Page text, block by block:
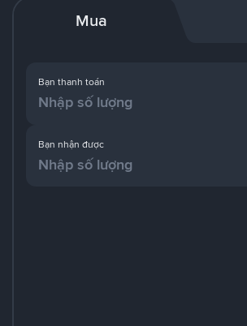
Mua
Bạn thanh toán
Bạn nhận được